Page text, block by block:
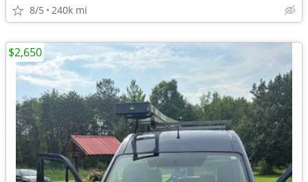
8/5 240k mi
$2,650